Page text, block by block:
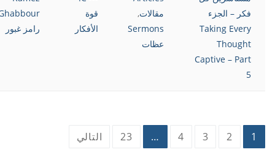
فكر – الجزء
Taking Every
Thought
Captive – Part
5
مقالات,
Sermons
عظات
قوة
الأفكار
رامز غبور
تعدد
صفحات
1
2
3
4
…
23 التالي